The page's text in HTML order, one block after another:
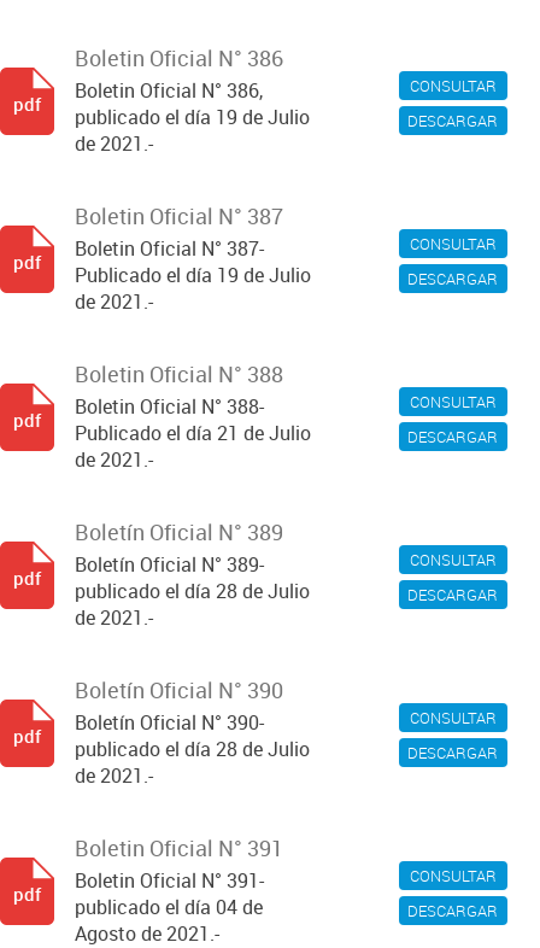
CONSULTAR
DESCARGAR
Boletin Oficial N° 386
Boletin Oficial N° 386,
publicado el día 19 de Julio
de 2021.-
pdf
CONSULTAR
DESCARGAR
Boletin Oficial N° 387
Boletin Oficial N° 387-
Publicado el día 19 de Julio
de 2021.-
pdf
CONSULTAR
DESCARGAR
Boletin Oficial N° 388
Boletin Oficial N° 388-
Publicado el día 21 de Julio
de 2021.-
pdf
CONSULTAR
DESCARGAR
Boletín Oficial N° 389
Boletín Oficial N° 389-
publicado el día 28 de Julio
de 2021.-
pdf
CONSULTAR
DESCARGAR
Boletín Oficial N° 390
Boletín Oficial N° 390-
publicado el día 28 de Julio
de 2021.-
pdf
CONSULTAR
DESCARGAR
Boletin Oficial N° 391
Boletin Oficial N° 391-
publicado el día 04 de
Agosto de 2021.-
pdf